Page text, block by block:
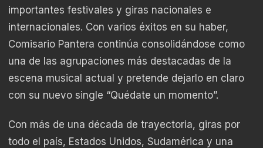
importantes festivales y giras nacionales e
internacionales. Con varios éxitos en su haber,
Comisario Pantera continúa consolidándose como
una de las agrupaciones más destacadas de la
escena musical actual y pretende dejarlo en claro
con su nuevo single “Quédate un momento”.
Con más de una década de trayectoria, giras por
todo el país, Estados Unidos, Sudamérica y una